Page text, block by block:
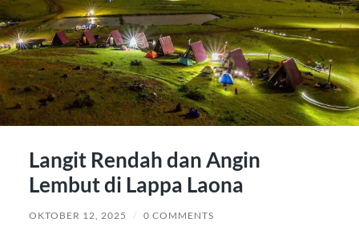
Langit Rendah dan Angin
Lembut di Lappa Laona
OKTOBER 12, 2025 / 0 COMMENTS